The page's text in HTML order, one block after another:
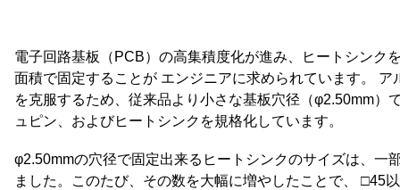
電子回路基板（PCB）の高集積度化が進み、ヒートシンク
面積で固定することが エンジニアに求められています。 ア
を克服するため、従来品より小さな基板穴径（φ2.50mm）
ュピン、およびヒートシンクを規格化しています。
φ2.50mmの穴径で固定出来るヒートシンクのサイズは、一
ました。このたび、その数を大幅に増やしたことで、 □45